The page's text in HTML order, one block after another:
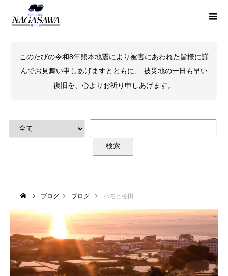
このたびの令和8年熊本地震により被害にあわれた皆様に謹
んでお見舞い申しあげますとともに、 被災地の一日も早い
復旧を、心よりお祈り申しあげます。
ブログ ブログ ハモと棚田